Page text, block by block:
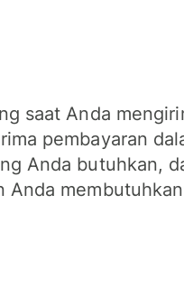
saat Anda
pembayaran
Anda butuhkan,
Anda